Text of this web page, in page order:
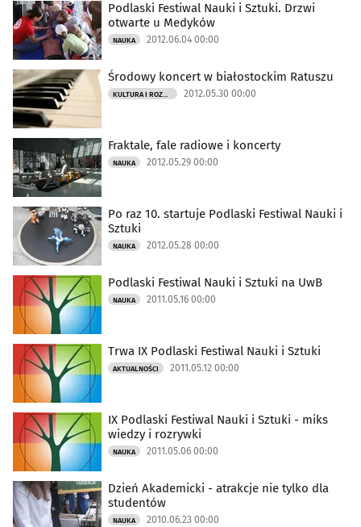
Podlaski Festiwal Nauki i Sztuki. Drzwi
otwarte u Medyków
NAUKA 2012.06.04 00:00
Środowy koncert w białostockim Ratuszu
KULTURA I ROZRYWKA 2012.05.30 00:00
Fraktale, fale radiowe i koncerty
NAUKA 2012.05.29 00:00
Po raz 10. startuje Podlaski Festiwal Nauki i
Sztuki
NAUKA 2012.05.28 00:00
Podlaski Festiwal Nauki i Sztuki na UwB
NAUKA 2011.05.16 00:00
Trwa IX Podlaski Festiwal Nauki i Sztuki
AKTUALNOŚCI 2011.05.12 00:00
IX Podlaski Festiwal Nauki i Sztuki - miks
wiedzy i rozrywki
NAUKA 2011.05.06 00:00
Dzień Akademicki - atrakcje nie tylko dla
studentów
NAUKA 2010.06.23 00:00